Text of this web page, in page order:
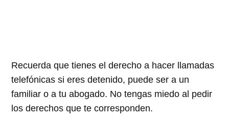
Recuerda que tienes el derecho a hacer llamadas
telefónicas si eres detenido, puede ser a un
familiar o a tu abogado. No tengas miedo al pedir
los derechos que te corresponden.